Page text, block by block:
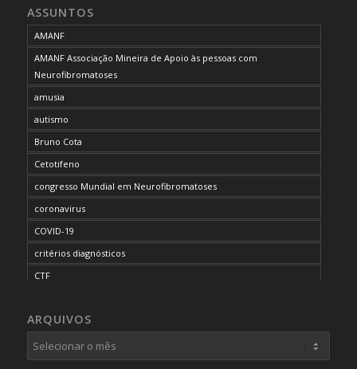
ASSUNTOS
AMANF
AMANF Associação Mineira de Apoio às pessoas com
Neurofibromatoses
amusia
autismo
Bruno Cota
Cetotifeno
congresso Mundial em Neurofibromatoses
coronavirus
COVID-19
critérios diagnósticos
CTF
desordem do processamento auditivo
diagnóstico
ARQUIVOS